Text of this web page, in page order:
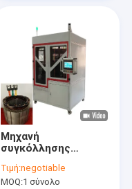
Μηχανή
συγκόλλησης
Τιμή:negotiable
MOQ:1 σύνολο